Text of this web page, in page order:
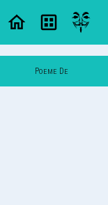
Poeme De